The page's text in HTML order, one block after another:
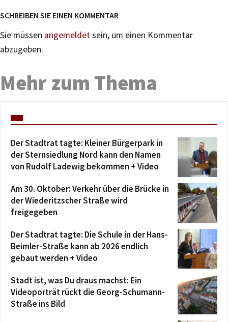
SCHREIBEN SIE EINEN KOMMENTAR
Sie müssen angemeldetsein, um einen Kommentar
abzugeben.
Mehr zum Thema
Der Stadtrat tagte: Kleiner Bürgerpark in
der Sternsiedlung Nord kann den Namen
von Rudolf Ladewig bekommen + Video
Am 30. Oktober: Verkehr über die Brücke in
der Wiederitzscher Straße wird
freigegeben
Der Stadtrat tagte: Die Schule in der Hans-
Beimler-Straße kann ab 2026 endlich
gebaut werden + Video
Stadt ist, was Du draus machst: Ein
Videoporträt rückt die Georg-Schumann-
Straße ins Bild